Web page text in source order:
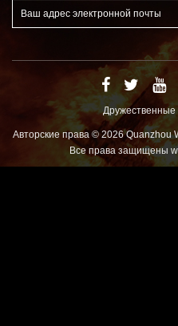
Дружественные
Авторские права © 2026 Quanzhou
Все права защищены